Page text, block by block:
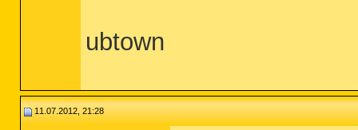
ubtown
11.07.2012, 21:28